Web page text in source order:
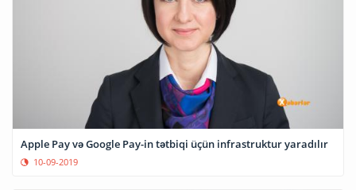
Apple Pay və Google Pay-in tətbiqi üçün infrastruktur yaradılır
10-09-2019